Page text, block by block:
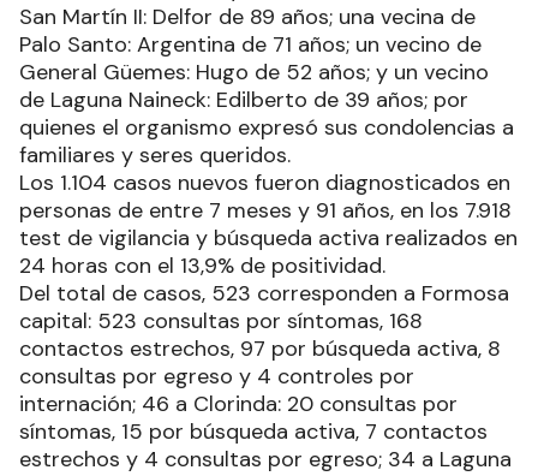
San Martín II: Delfor de 89 años; una vecina de
Palo Santo: Argentina de 71 años; un vecino de
General Güemes: Hugo de 52 años; y un vecino
de Laguna Naineck: Edilberto de 39 años; por
quienes el organismo expresó sus condolencias a
familiares y seres queridos.
Los 1.104 casos nuevos fueron diagnosticados en
personas de entre 7 meses y 91 años, en los 7.918
test de vigilancia y búsqueda activa realizados en
24 horas con el 13,9% de positividad.
Del total de casos, 523 corresponden a Formosa
capital: 523 consultas por síntomas, 168
contactos estrechos, 97 por búsqueda activa, 8
consultas por egreso y 4 controles por
internación; 46 a Clorinda: 20 consultas por
síntomas, 15 por búsqueda activa, 7 contactos
estrechos y 4 consultas por egreso; 34 a Laguna